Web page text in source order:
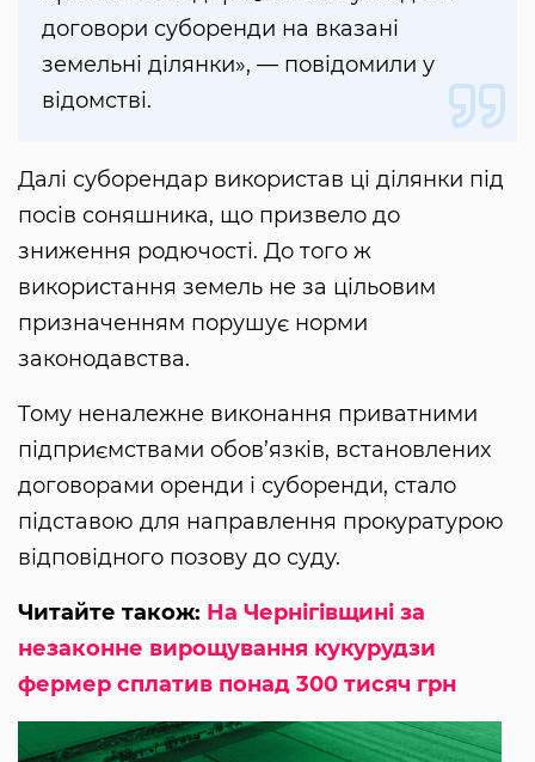
договори суборенди на вказані
земельні ділянки», — повідомили у
відомстві.
Далі суборендар використав ці ділянки під
посів соняшника, що призвело до
зниження родючості. До того ж
використання земель не за цільовим
призначенням порушує норми
законодавства.
Тому неналежне виконання приватними
підприємствами обов’язків, встановлених
договорами оренди і суборенди, стало
підставою для направлення прокуратурою
відповідного позову до суду.
Читайте також: На Чернігівщині за
незаконне вирощування кукурудзи
фермер сплатив понад 300 тисяч грн